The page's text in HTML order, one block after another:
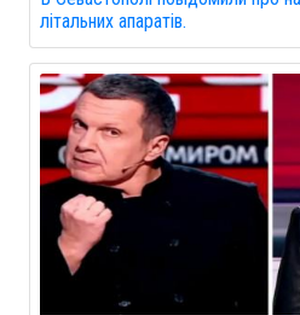
літальних апаратів.